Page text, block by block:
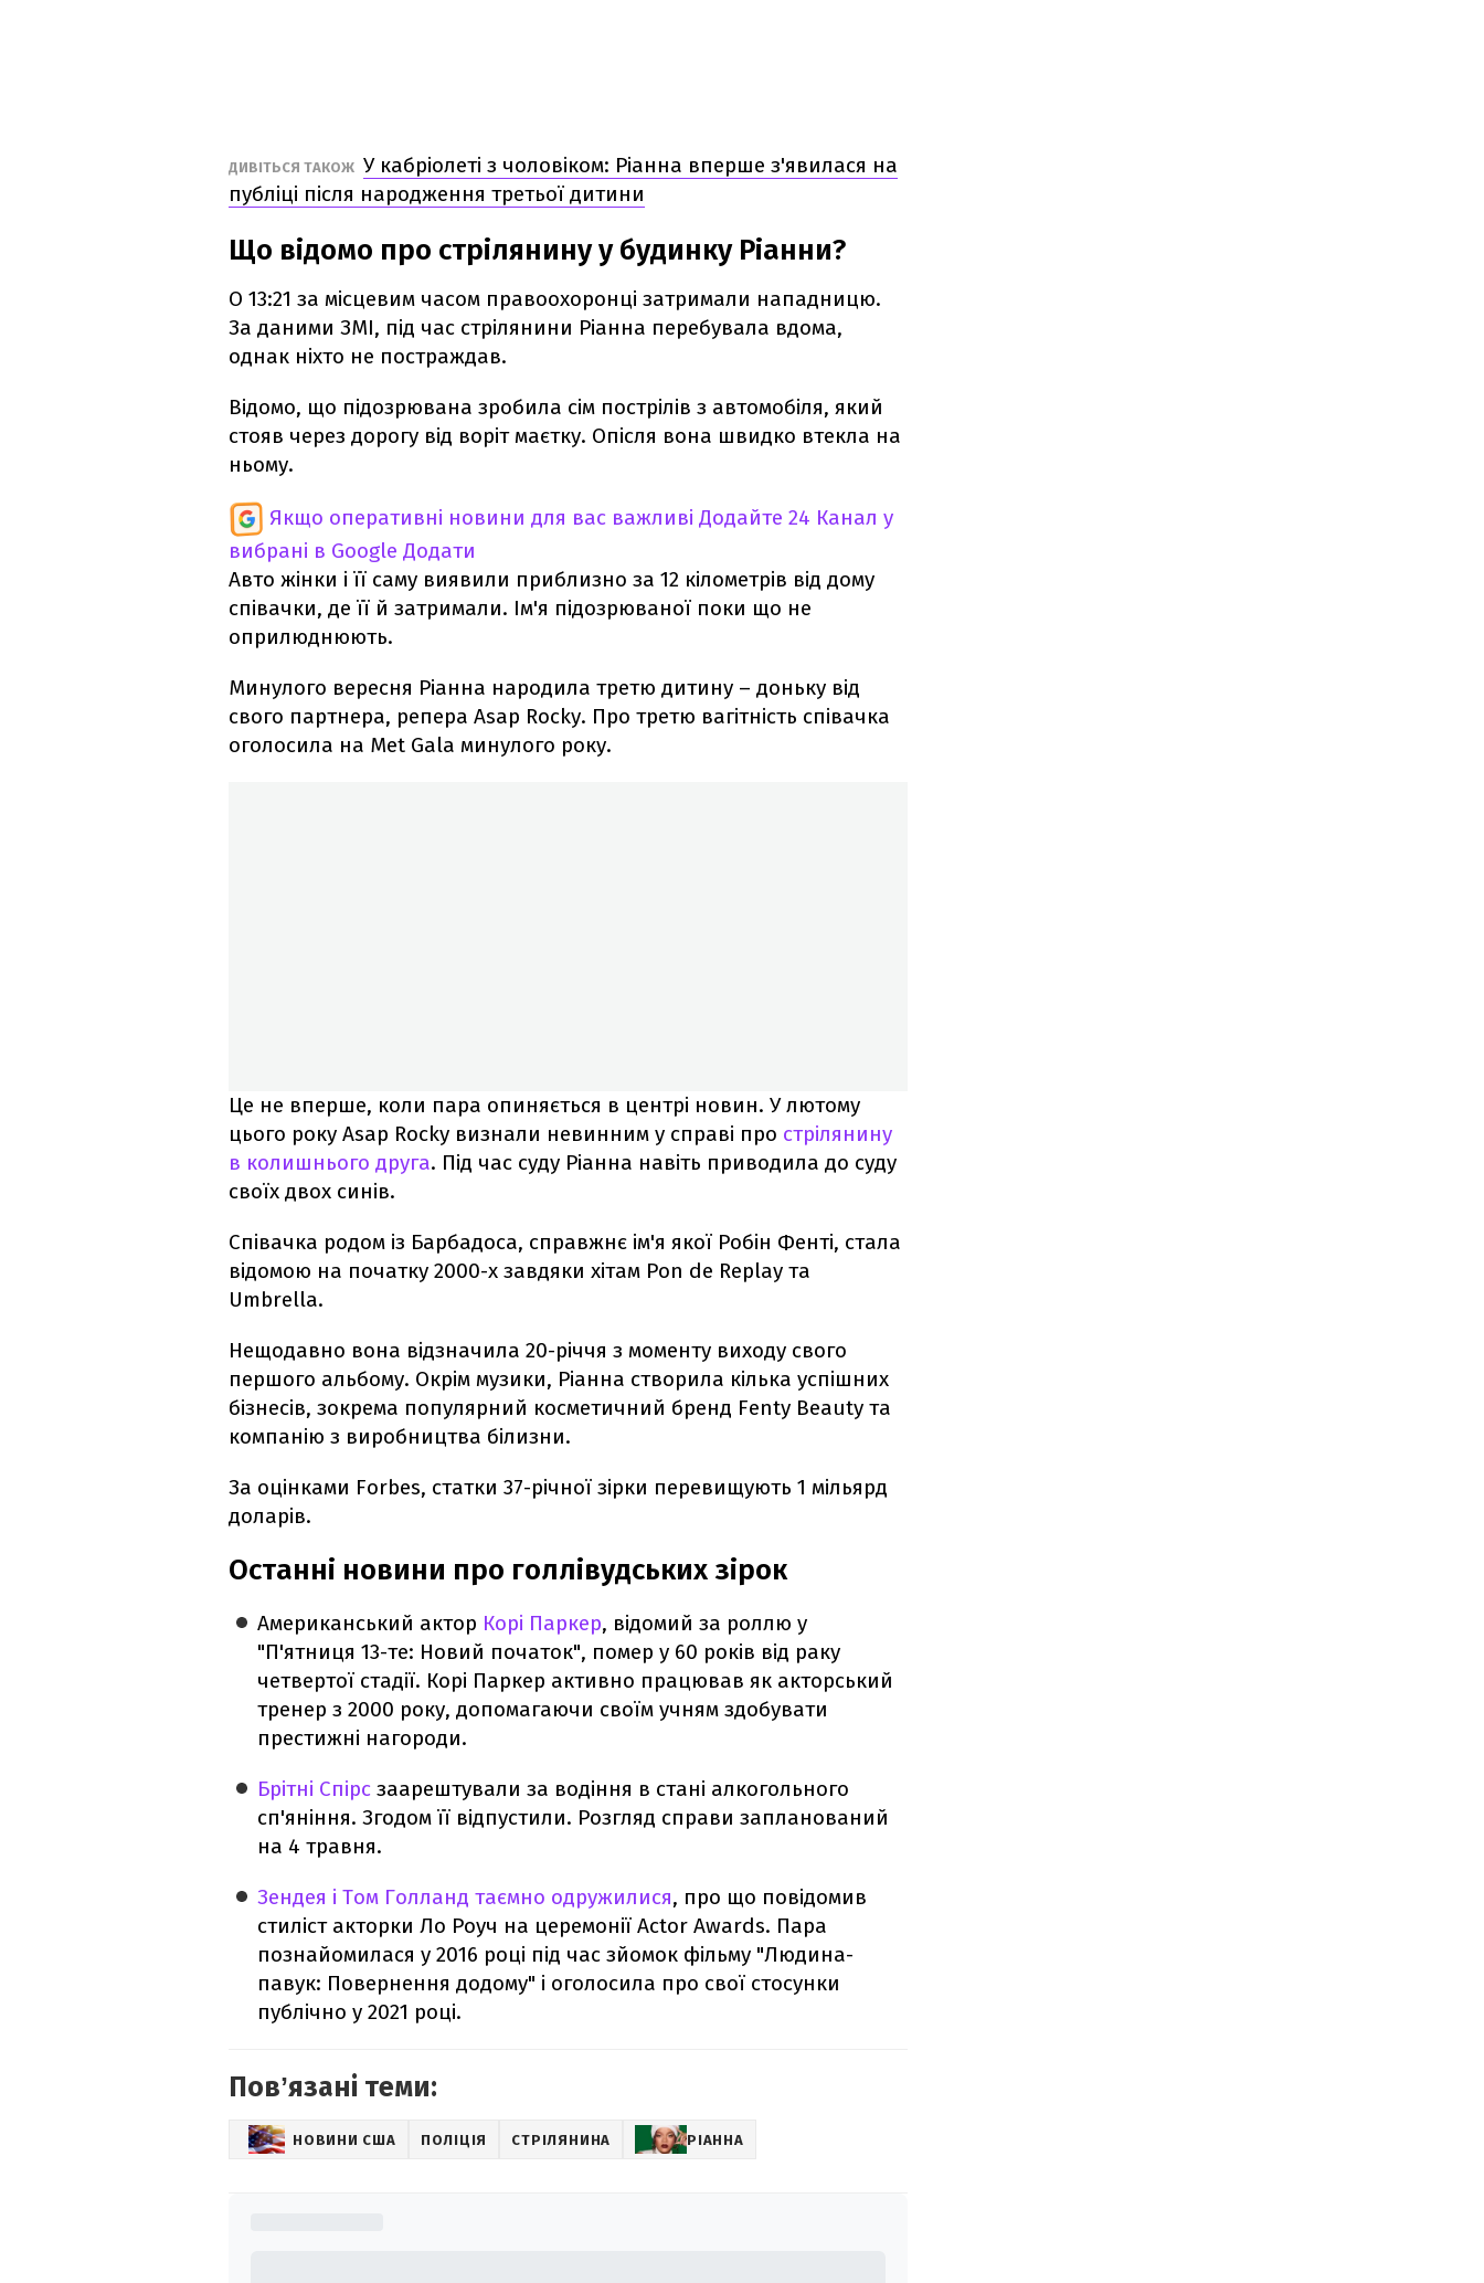
ДИВІТЬСЯ ТАКОЖ У кабріолеті з чоловіком: Ріанна вперше з'явилася на
публіці після народження третьої дитини
Що відомо про стрілянину у будинку Ріанни?
О 13:21 за місцевим часом правоохоронці затримали нападницю.
За даними ЗМІ, під час стрілянини Ріанна перебувала вдома,
однак ніхто не постраждав.
Відомо, що підозрювана зробила сім пострілів з автомобіля, який
стояв через дорогу від воріт маєтку. Опісля вона швидко втекла на
ньому.
Якщо оперативні новини для вас важливі Додайте 24 Канал у
вибрані в Google Додати
Авто жінки і її саму виявили приблизно за 12 кілометрів від дому
співачки, де її й затримали. Ім'я підозрюваної поки що не
оприлюднюють.
Минулого вересня Ріанна народила третю дитину – доньку від
свого партнера, репера Asap Rocky. Про третю вагітність співачка
оголосила на Met Gala минулого року.
Це не вперше, коли пара опиняється в центрі новин. У лютому
цього року Asap Rocky визнали невинним у справі про стрілянину
в колишнього друга. Під час суду Ріанна навіть приводила до суду
своїх двох синів.
Співачка родом із Барбадоса, справжнє ім'я якої Робін Фенті, стала
відомою на початку 2000-х завдяки хітам Pon de Replay та
Umbrella.
Нещодавно вона відзначила 20-річчя з моменту виходу свого
першого альбому. Окрім музики, Ріанна створила кілька успішних
бізнесів, зокрема популярний косметичний бренд Fenty Beauty та
компанію з виробництва білизни.
За оцінками Forbes, статки 37-річної зірки перевищують 1 мільярд
доларів.
Останні новини про голлівудських зірок
Американський актор Корі Паркер, відомий за роллю у
"П'ятниця 13-те: Новий початок", помер у 60 років від раку
четвертої стадії. Корі Паркер активно працював як акторський
тренер з 2000 року, допомагаючи своїм учням здобувати
престижні нагороди.
Брітні Спірсзаарештували за водіння в стані алкогольного
сп'яніння. Згодом її відпустили. Розгляд справи запланований
на 4 травня.
Зендея і Том Голланд таємно одружилися, про що повідомив
стиліст акторки Ло Роуч на церемонії Actor Awards. Пара
познайомилася у 2016 році під час зйомок фільму "Людина-
павук: Повернення додому" і оголосила про свої стосунки
публічно у 2021 році.
Повʼязані теми:
НОВИНИ США ПОЛІЦІЯ СТРІЛЯНИНА РІАННА